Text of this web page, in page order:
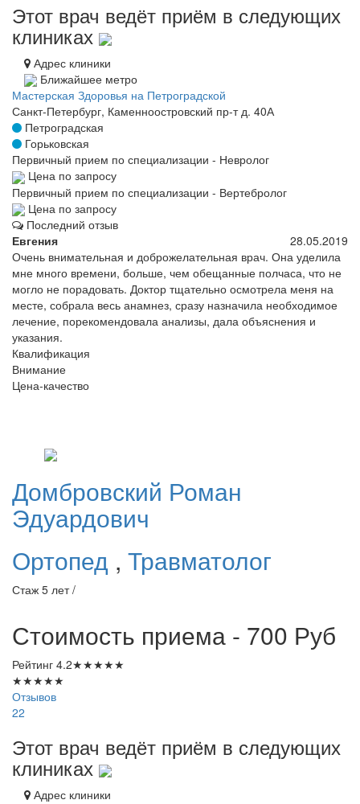
Этот врач ведёт приём в следующих
клиниках
Адрес клиники
Ближайшее метро
Мастерская Здоровья на Петроградской
Санкт-Петербург, Каменноостровский пр-т д. 40А
Петроградская
Горьковская
Первичный прием по специализации - Невролог
Цена по запросу
Первичный прием по специализации - Вертебролог
Цена по запросу
Последний отзыв
Евгения
28.05.2019
Очень внимательная и доброжелательная врач. Она уделила
мне много времени, больше, чем обещанные полчаса, что не
могло не порадовать. Доктор тщательно осмотрела меня на
месте, собрала весь анамнез, сразу назначила необходимое
лечение, порекомендовала анализы, дала объяснения и
указания.
Квалификация
Внимание
Цена-качество
Домбровский Роман
Эдуардович
Ортопед , Травматолог
Стаж 5 лет /
Стоимость приема - 700 Руб
Рейтинг 4.2★★★★★
★★★★★
Отзывов
22
Этот врач ведёт приём в следующих
клиниках
Адрес клиники